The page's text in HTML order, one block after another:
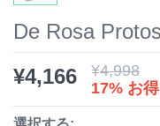
De Rosa
¥4,166 ¥4,998
17% お得